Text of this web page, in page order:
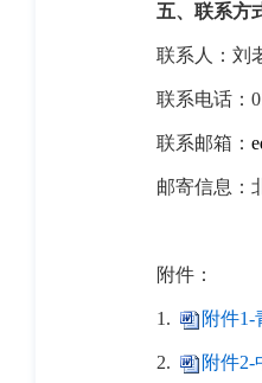
五、 联系方
联系人：刘
联系电话：
联系邮箱：
邮寄信息：北
附件：
1. 附件1-
2. 附件2-